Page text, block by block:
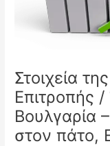
Στοιχεία
Επιτροπής
Βουλγαρία
στον πάτο,